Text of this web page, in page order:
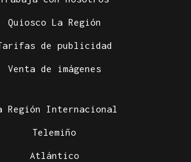
Quiosco La Región
de publicidad
Venta de imágenes
Región Internacional
Telemiño
Atlántico